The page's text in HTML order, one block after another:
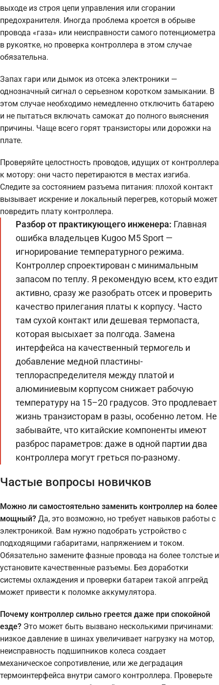
выходе из строя цепи управления или сгорании
предохранителя. Иногда проблема кроется в обрыве
провода «газа» или неисправности самого потенциометра
в рукоятке, но проверка контроллера в этом случае
обязательна.
Запах гари или дымок из отсека электроники —
однозначный сигнал о серьезном коротком замыкании. В
этом случае необходимо немедленно отключить батарею
и не пытаться включать самокат до полного выяснения
причины. Чаще всего горят транзисторы или дорожки на
плате.
Проверяйте целостность проводов, идущих от контроллера
к мотору: они часто перетираются в местах изгиба.
Следите за состоянием разъема питания: плохой контакт
вызывает искрение и локальный перегрев, который может
повредить плату контроллера.
Разбор от практикующего инженера: Главная
ошибка владельцев Kugoo M5 Sport —
игнорирование температурного режима.
Контроллер спроектирован с минимальным
запасом по теплу. Я рекомендую всем, кто ездит
активно, сразу же разобрать отсек и проверить
качество прилегания платы к корпусу. Часто
там сухой контакт или дешевая термопаста,
которая высыхает за полгода. Замена
интерфейса на качественный термогель и
добавление медной пластины-
теплораспределителя между платой и
алюминиевым корпусом снижает рабочую
температуру на 15–20 градусов. Это продлевает
жизнь транзисторам в разы, особенно летом. Не
забывайте, что китайские компоненты имеют
разброс параметров: даже в одной партии два
контроллера могут греться по-разному.
Частые вопросы новичков
Можно ли самостоятельно заменить контроллер на более
мощный? Да, это возможно, но требует навыков работы с
электроникой. Вам нужно подобрать устройство с
подходящими габаритами, напряжением и током.
Обязательно замените фазные провода на более толстые и
установите качественные разъемы. Без доработки
системы охлаждения и проверки батареи такой апгрейд
может привести к поломке аккумулятора.
Почему контроллер сильно греется даже при спокойной
езде? Это может быть вызвано несколькими причинами:
низкое давление в шинах увеличивает нагрузку на мотор,
неисправность подшипников колеса создает
механическое сопротивление, или же деградация
термоинтерфейса внутри самого контроллера. Проверьте